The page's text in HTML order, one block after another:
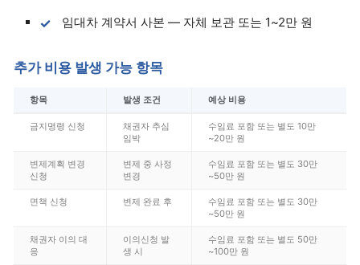
임대차 계약서 사본 — 자체 보관 또는 1~2만 원
추가 비용 발생 가능 항목
항목 발생 조건 예상 비용
금지명령 신청
채권자 추심
임박
수임료 포함 또는 별도 10만
~20만 원
변제계획 변경
신청
변제 중 사정
변경
수임료 포함 또는 별도 30만
~50만 원
면책 신청 변제 완료 후
수임료 포함 또는 별도 30만
~50만 원
채권자 이의 대
응
이의신청 발
생 시
수임료 포함 또는 별도 50만
~100만 원